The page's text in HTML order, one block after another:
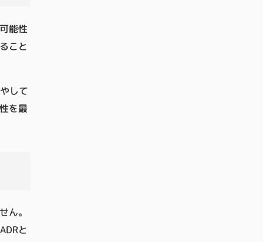
能性
こと
して
を最
ん。
と